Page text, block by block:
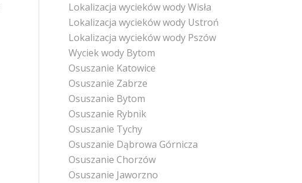
Lokalizacja wycieków wody Wisła
Lokalizacja wycieków wody Ustroń
Lokalizacja wycieków wody Pszów
Wyciek wody Bytom
Osuszanie Katowice
Osuszanie Zabrze
Osuszanie Bytom
Osuszanie Rybnik
Osuszanie Tychy
Osuszanie Dąbrowa Górnicza
Osuszanie Chorzów
Osuszanie Jaworzno